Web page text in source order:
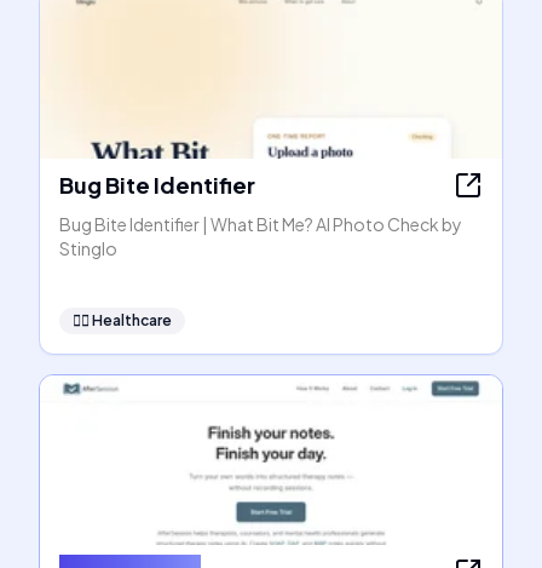
Bug Bite Identifier
Bug Bite Identifier | What Bit Me? AI Photo Check by
Stinglo
👩‍⚕️ Healthcare